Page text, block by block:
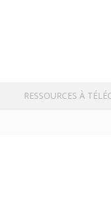
RESSOURCES À